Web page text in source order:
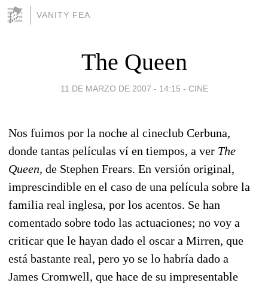
VANITY FEA
The Queen
11 DE MARZO DE 2007 - 14:15 - CINE
Nos fuimos por la noche al cineclub Cerbuna,
donde tantas películas ví en tiempos, a ver The
Queen, de Stephen Frears. En versión original,
imprescindible en el caso de una película sobre la
familia real inglesa, por los acentos. Se han
comentado sobre todo las actuaciones; no voy a
criticar que le hayan dado el oscar a Mirren, que
está bastante real, pero yo se lo habría dado a
James Cromwell, que hace de su impresentable